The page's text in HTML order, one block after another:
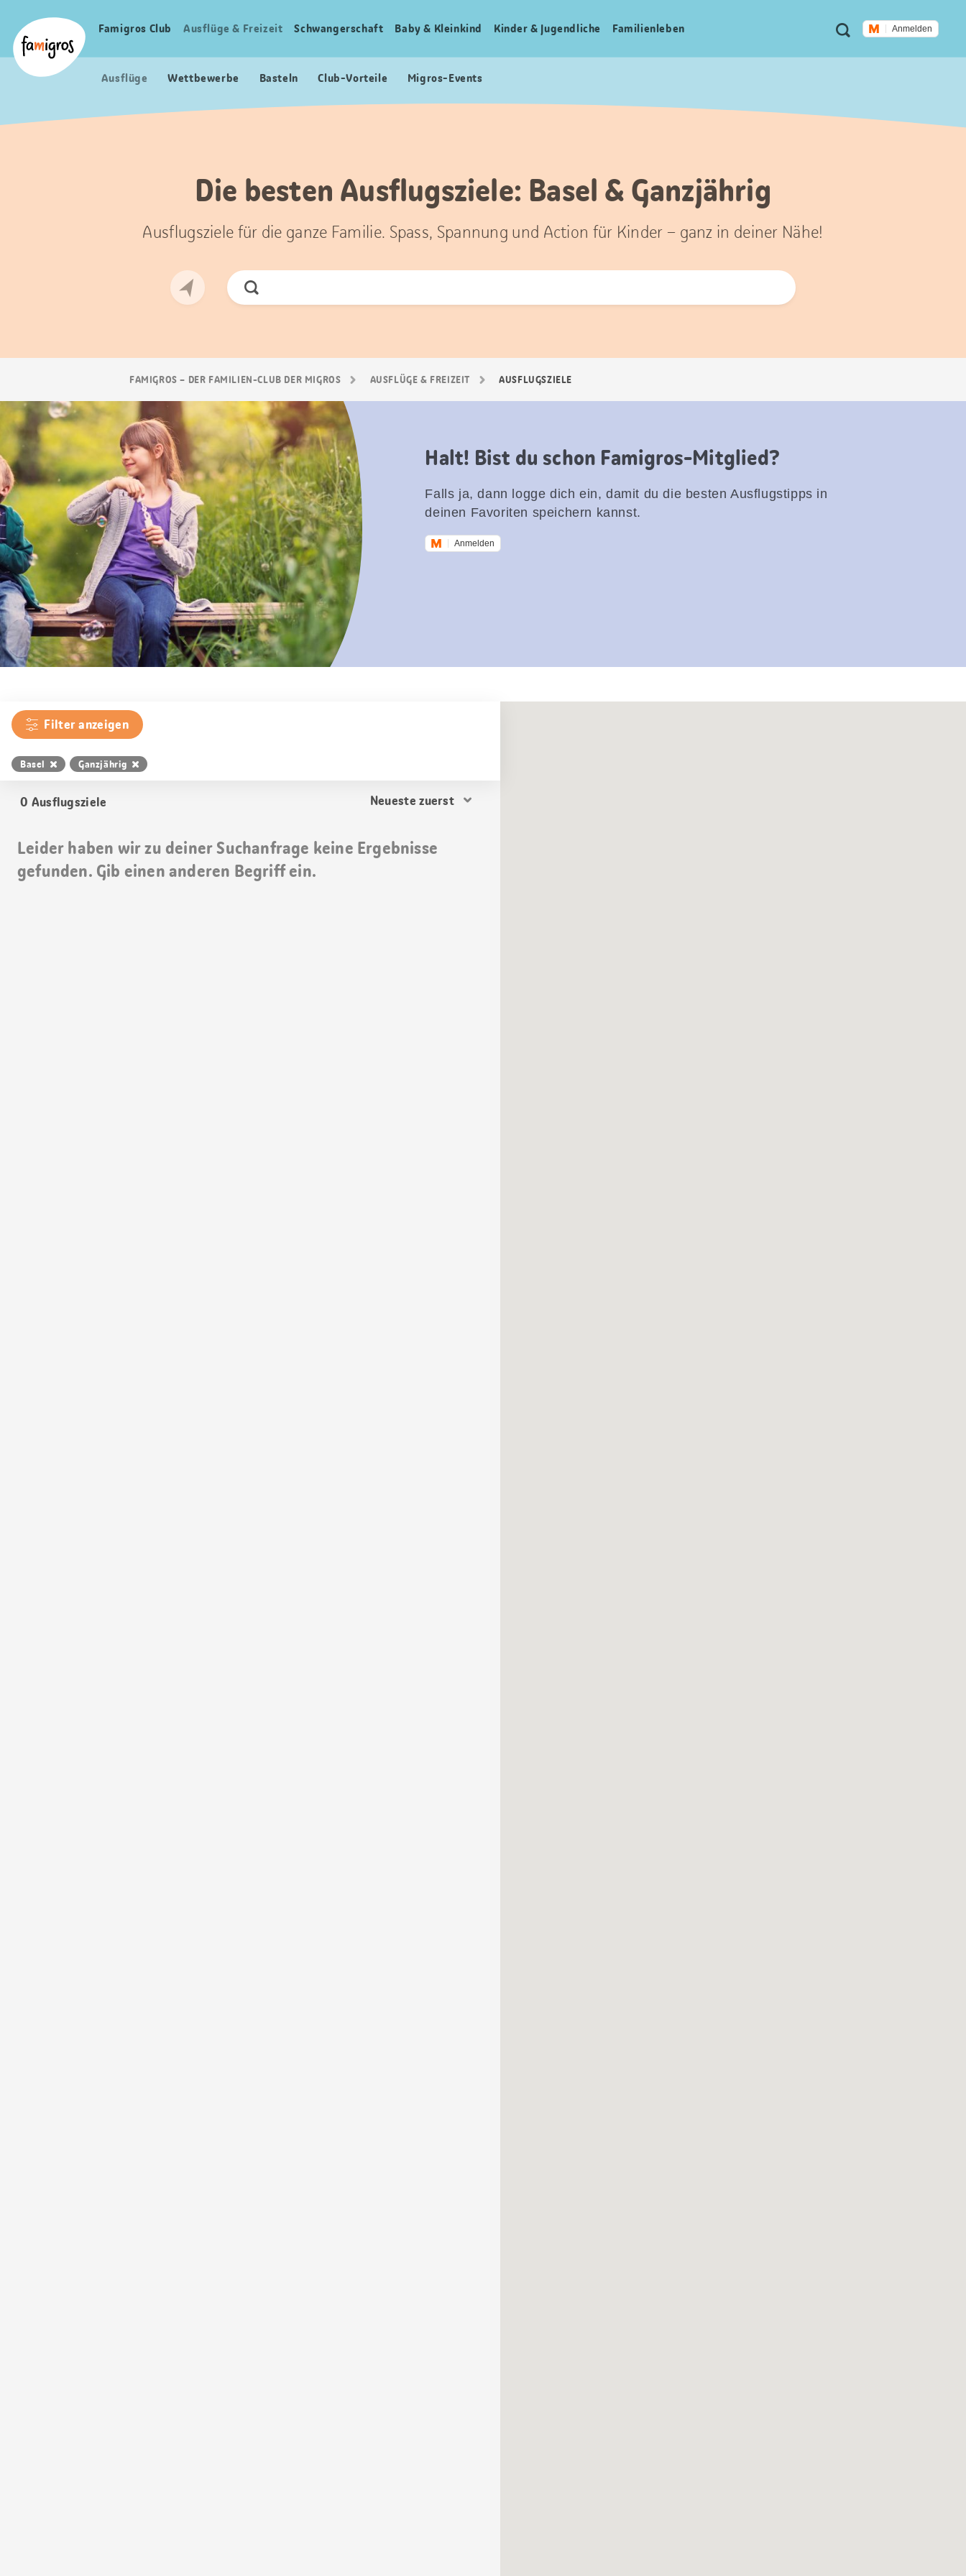
Navigation
Logo
Meta
Navigation
Suche Anmelden
Haupt
Famigros Club Ausflüge & Freizeit Schwangerschaft Baby & Kleinkind Kinder & Jugendliche Familien­leben
Ausflüge Wettbewerbe Basteln Club-Vorteile Migros-Events
Die besten Ausflugsziele: Basel & Ganzjährig
Ausflugsziele für die ganze Familie. Spass, Spannung und Action für Kinder – ganz in deiner Nähe!
Jetzt
FAMIGROS – DER FAMILIEN-CLUB DER MIGROS AUSFLÜGE & FREIZEIT AUSFLUGSZIELE
Halt! Bist du schon Famigros-Mitglied?
Falls ja, dann logge dich ein, damit du die besten Ausflugstipps in
deinen Favoriten speichern kannst.
Anmelden
Filter anzeigen
Basel Ganzjährig
0 Ausflugsziele
Resultat
Leider haben wir zu deiner Suchanfrage keine Ergebnisse
gefunden. Gib einen anderen Begriff ein.